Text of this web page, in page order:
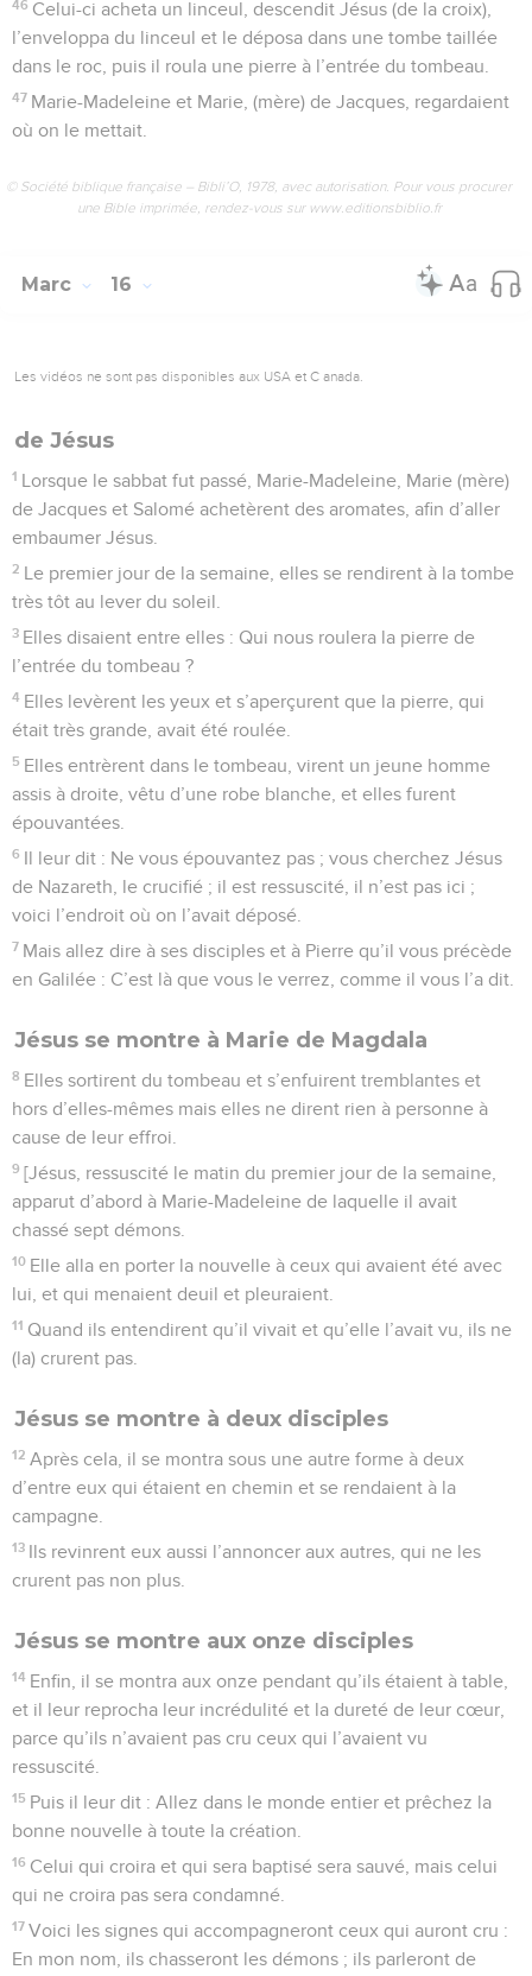
46 Celui-ci acheta un linceul, descendit Jésus (de la croix),
l’enveloppa du linceul et le déposa dans une tombe taillée
dans le roc, puis il roula une pierre à l’entrée du tombeau.
47 Marie-Madeleine et Marie, (mère) de Jacques, regardaient
où on le mettait.
© Société biblique française – Bibli’O, 1978, avec autorisation. Pour vous procurer
une Bible imprimée, rendez-vous sur www.editionsbiblio.fr
Marc 16
Les vidéos ne sont pas disponibles aux USA et C anada.
de Jésus
1 Lorsque le sabbat fut passé, Marie-Madeleine, Marie (mère)
de Jacques et Salomé achetèrent des aromates, afin d’aller
embaumer Jésus.
2 Le premier jour de la semaine, elles se rendirent à la tombe
très tôt au lever du soleil.
3 Elles disaient entre elles : Qui nous roulera la pierre de
l’entrée du tombeau ?
4 Elles levèrent les yeux et s’aperçurent que la pierre, qui
était très grande, avait été roulée.
5 Elles entrèrent dans le tombeau, virent un jeune homme
assis à droite, vêtu d’une robe blanche, et elles furent
épouvantées.
6 Il leur dit : Ne vous épouvantez pas ; vous cherchez Jésus
de Nazareth, le crucifié ; il est ressuscité, il n’est pas ici ;
voici l’endroit où on l’avait déposé.
7 Mais allez dire à ses disciples et à Pierre qu’il vous précède
en Galilée : C’est là que vous le verrez, comme il vous l’a dit.
Jésus se montre à Marie de Magdala
8 Elles sortirent du tombeau et s’enfuirent tremblantes et
hors d’elles-mêmes mais elles ne dirent rien à personne à
cause de leur effroi.
9 [Jésus, ressuscité le matin du premier jour de la semaine,
apparut d’abord à Marie-Madeleine de laquelle il avait
chassé sept démons.
10 Elle alla en porter la nouvelle à ceux qui avaient été avec
lui, et qui menaient deuil et pleuraient.
11 Quand ils entendirent qu’il vivait et qu’elle l’avait vu, ils ne
(la) crurent pas.
Jésus se montre à deux disciples
12 Après cela, il se montra sous une autre forme à deux
d’entre eux qui étaient en chemin et se rendaient à la
campagne.
13 Ils revinrent eux aussi l’annoncer aux autres, qui ne les
crurent pas non plus.
Jésus se montre aux onze disciples
14 Enfin, il se montra aux onze pendant qu’ils étaient à table,
et il leur reprocha leur incrédulité et la dureté de leur cœur,
parce qu’ils n’avaient pas cru ceux qui l’avaient vu
ressuscité.
15 Puis il leur dit : Allez dans le monde entier et prêchez la
bonne nouvelle à toute la création.
16 Celui qui croira et qui sera baptisé sera sauvé, mais celui
qui ne croira pas sera condamné.
17 Voici les signes qui accompagneront ceux qui auront cru :
En mon nom, ils chasseront les démons ; ils parleront de